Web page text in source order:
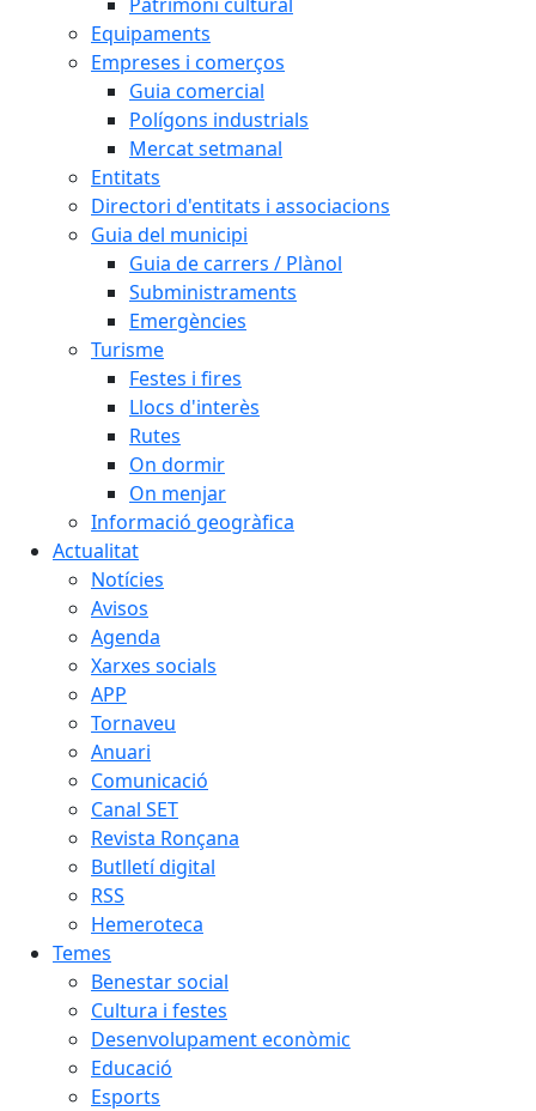
Equipaments
Empreses i comerços
Guia comercial
Polígons industrials
Mercat setmanal
Entitats
Directori d'entitats i associacions
Guia del municipi
Guia de carrers / Plànol
Subministraments
Emergències
Turisme
Festes i fires
Llocs d'interès
Rutes
On dormir
On menjar
Informació geogràfica
Actualitat
Notícies
Avisos
Agenda
Xarxes socials
APP
Tornaveu
Anuari
Comunicació
Canal SET
Revista Ronçana
Butlletí digital
RSS
Hemeroteca
Temes
Benestar social
Cultura i festes
Desenvolupament econòmic
Educació
Esports